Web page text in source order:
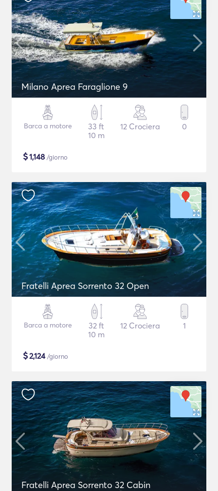
Milano Aprea Faraglione 9
Barca a motore
33 ft
10 m
12 Crociera 0
$1,148 /giorno
Fratelli Aprea Sorrento 32 Open
Barca a motore
32 ft
10 m
12 Crociera 1
$2,124/giorno
Fratelli Aprea Sorrento 32 Cabin